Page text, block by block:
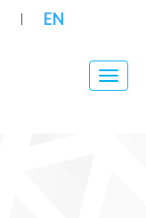
| EN
Toggle